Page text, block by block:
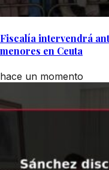
Fiscalía intervendrá
menores en Ceuta
hace un momento